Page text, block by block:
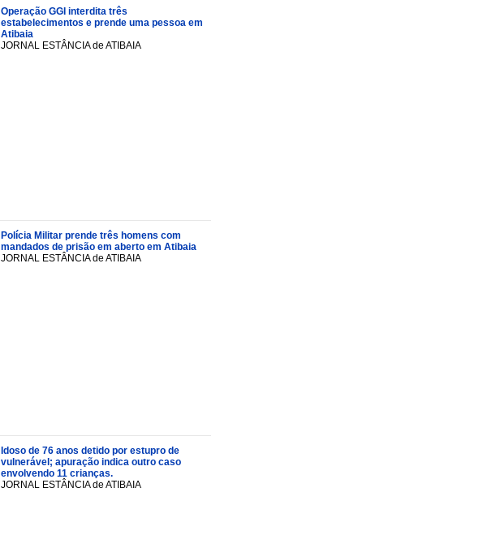
Operação GGI interdita três
estabelecimentos e prende uma pessoa em
Atibaia
JORNAL ESTÂNCIA de ATIBAIA
Polícia Militar prende três homens com
mandados de prisão em aberto em Atibaia
JORNAL ESTÂNCIA de ATIBAIA
Idoso de 76 anos detido por estupro de
vulnerável; apuração indica outro caso
envolvendo 11 crianças.
JORNAL ESTÂNCIA de ATIBAIA